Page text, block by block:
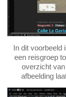
In dit voorbeeld
een reisgroep
overzicht
afbeelding